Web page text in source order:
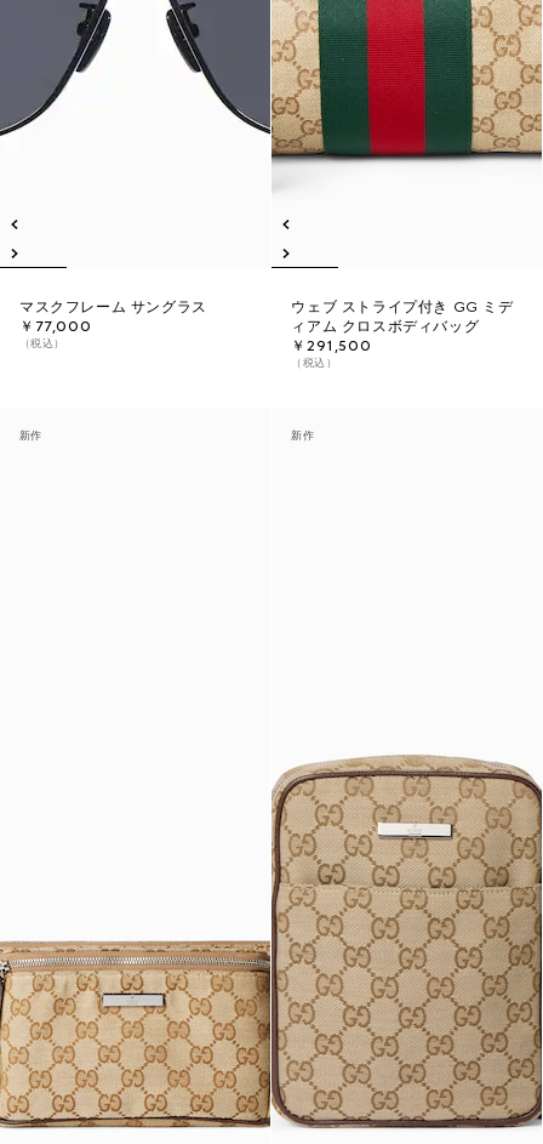
マスクフレーム サングラス
￥77,000
（税込）
ウェブ ストライプ付き GG ミデ
ィアム クロスボディバッグ
￥291,500
（税込）
新作 新作